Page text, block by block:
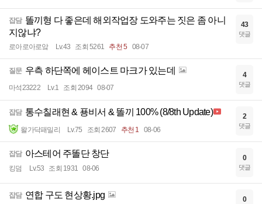
잡담 똘끼형 다 좋은데 해외작업장 도와주는 짓은 좀 아니
지않냐?
로아로아로앜 Lv.43 조회 5261 추천 5 08-07
43
댓글
질문 우측 하단쪽에 헤이스트 마크가 있는데
마석23222 Lv.1 조회 2094 08-07
4
댓글
잡담 통수칠래현 & 푱비서 & 똘끼 100% (8/8th Update)
왈가닥패밀리 Lv.75 조회 2607 추천 1 08-06
2
댓글
잡담 아스테어 주똘단 창단
킹덤 Lv.53 조회 1931 08-06
0
댓글
잡담 연합 구도 현상황.jpg 0